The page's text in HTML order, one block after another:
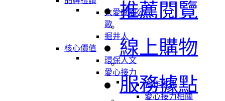
大愛感恩公司
歌
掘井人
核心價值
環保人文
愛心接力
合作夥伴
愛心接力相關
推薦閱覽
線上購物
服務據點